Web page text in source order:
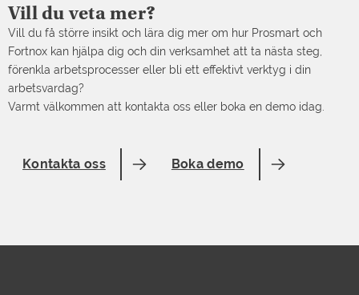
Vill du veta mer?
Vill du få större insikt och lära dig mer om hur Prosmart och
Fortnox kan hjälpa dig och din verksamhet att ta nästa steg,
förenkla arbetsprocesser eller bli ett effektivt verktyg i din
arbetsvardag?
Varmt välkommen att kontakta oss eller boka en demo idag.
Kontakta oss Boka demo